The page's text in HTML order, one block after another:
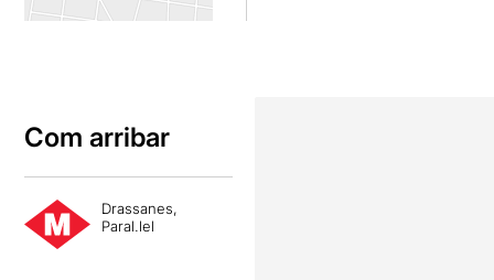
Com arribar
Drassanes,
Paral.lel